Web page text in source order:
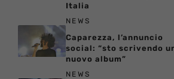
Italia
NEWS
Caparezza, l’annuncio
social: “sto scrivendo
nuovo album”
NEWS